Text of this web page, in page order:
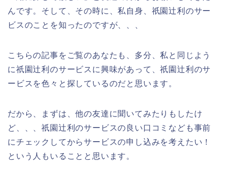
んです。そして、その時に、私自身、祇園辻利のサー
ビスのことを知ったのですが、、、
こちらの記事をご覧のあなたも、多分、私と同じよう
に祇園辻利のサービスに興味があって、祇園辻利のサ
ービスを色々と探しているのだと思います。
だから、まずは、他の友達に聞いてみたりもしたけ
ど、、、祇園辻利のサービスの良い口コミなども事前
にチェックしてからサービスの申し込みを考えたい！
という人もいることと思います。